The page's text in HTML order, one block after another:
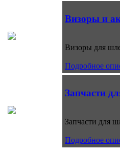
Визоры и
Визоры для
Подробное
Запчасти
Запчасти для
Подробное